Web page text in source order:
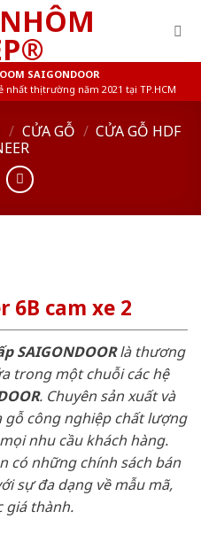
SAIGONDOOR
thị trường năm 2021 tại TP.HCM
/ CỬA GỖ / CỬA GỖ HDF
6B cam xe 2
SAIGONDOORlà thương
trong một chuỗi các hệ
. Chuyên sản xuất và
công nghiệp chất lượng
nhu cầu khách hàng.
có những chính sách bán
sự đa dạng về mẫu mã,
giá thành.